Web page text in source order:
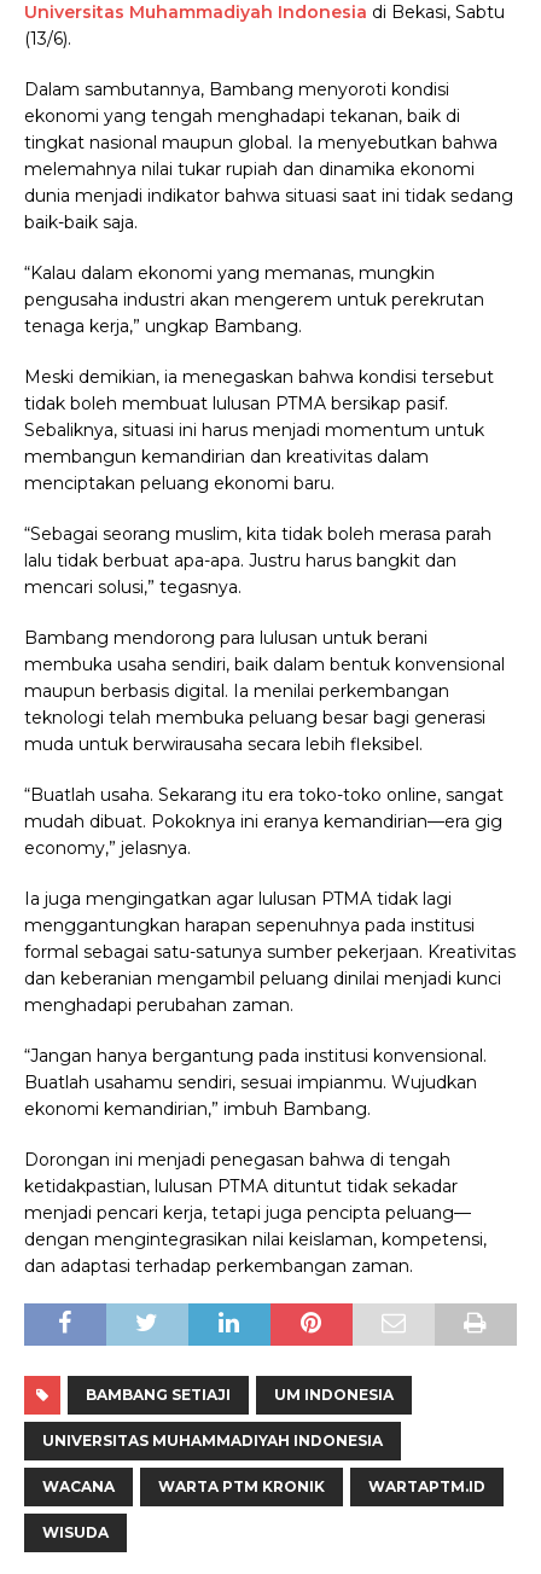
Universitas Muhammadiyah Indonesia di Bekasi, Sabtu
(13/6).
Dalam sambutannya, Bambang menyoroti kondisi
ekonomi yang tengah menghadapi tekanan, baik di
tingkat nasional maupun global. Ia menyebutkan bahwa
melemahnya nilai tukar rupiah dan dinamika ekonomi
dunia menjadi indikator bahwa situasi saat ini tidak sedang
baik-baik saja.
“Kalau dalam ekonomi yang memanas, mungkin
pengusaha industri akan mengerem untuk perekrutan
tenaga kerja,” ungkap Bambang.
Meski demikian, ia menegaskan bahwa kondisi tersebut
tidak boleh membuat lulusan PTMA bersikap pasif.
Sebaliknya, situasi ini harus menjadi momentum untuk
membangun kemandirian dan kreativitas dalam
menciptakan peluang ekonomi baru.
“Sebagai seorang muslim, kita tidak boleh merasa parah
lalu tidak berbuat apa-apa. Justru harus bangkit dan
mencari solusi,” tegasnya.
Bambang mendorong para lulusan untuk berani
membuka usaha sendiri, baik dalam bentuk konvensional
maupun berbasis digital. Ia menilai perkembangan
teknologi telah membuka peluang besar bagi generasi
muda untuk berwirausaha secara lebih fleksibel.
“Buatlah usaha. Sekarang itu era toko-toko online, sangat
mudah dibuat. Pokoknya ini eranya kemandirian—era gig
economy,” jelasnya.
Ia juga mengingatkan agar lulusan PTMA tidak lagi
menggantungkan harapan sepenuhnya pada institusi
formal sebagai satu-satunya sumber pekerjaan. Kreativitas
dan keberanian mengambil peluang dinilai menjadi kunci
menghadapi perubahan zaman.
“Jangan hanya bergantung pada institusi konvensional.
Buatlah usahamu sendiri, sesuai impianmu. Wujudkan
ekonomi kemandirian,” imbuh Bambang.
Dorongan ini menjadi penegasan bahwa di tengah
ketidakpastian, lulusan PTMA dituntut tidak sekadar
menjadi pencari kerja, tetapi juga pencipta peluang—
dengan mengintegrasikan nilai keislaman, kompetensi,
dan adaptasi terhadap perkembangan zaman.
BAMBANG SETIAJI UM INDONESIA
UNIVERSITAS MUHAMMADIYAH INDONESIA
WACANA WARTA PTM KRONIK WARTAPTM.ID
WISUDA